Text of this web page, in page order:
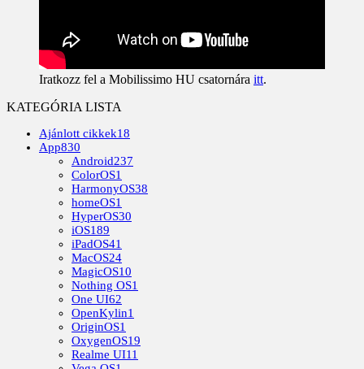
Iratkozz fel a Mobilissimo HU csatornára itt.
KATEGÓRIA LISTA
Ajánlott cikkek18
App830
Android237
ColorOS1
HarmonyOS38
homeOS1
HyperOS30
iOS189
iPadOS41
MacOS24
MagicOS10
Nothing OS1
One UI62
OpenKylin1
OriginOS1
OxygenOS19
Realme UI11